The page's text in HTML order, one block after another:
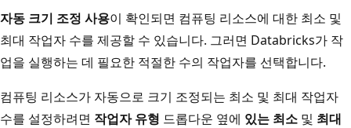
자동 크기 조정 사용이 확인되면 컴퓨팅 리소스에 대한 최소 및
최대 작업자 수를 제공할 수 있습니다. 그러면 Databricks가 작
업을 실행하는 데 필요한 적절한 수의 작업자를 선택합니다.
컴퓨팅 리소스가 자동으로 크기 조정되는 최소 및 최대 작업자
수를 설정하려면 작업자 유형 드롭다운 옆에 있는 최소 및 최대